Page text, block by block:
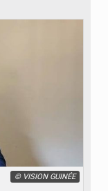
© VISION GUINÉE